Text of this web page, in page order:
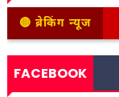
🔴 ब्रेकिंग न्यूज
FACEBOOK